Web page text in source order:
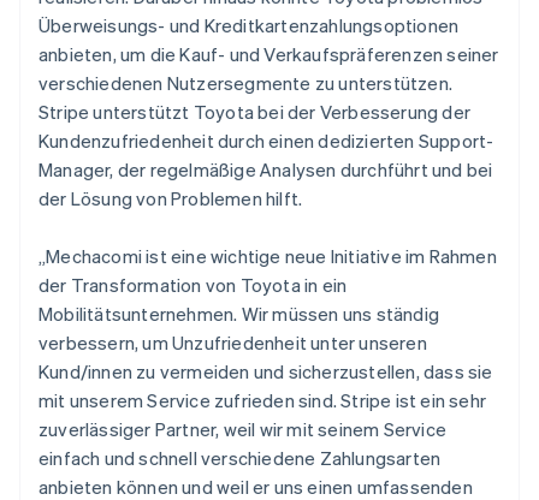
Überweisungs- und Kreditkartenzahlungsoptionen
anbieten, um die Kauf- und Verkaufspräferenzen seiner
verschiedenen Nutzersegmente zu unterstützen.
Stripe unterstützt Toyota bei der Verbesserung der
Kundenzufriedenheit durch einen dedizierten Support-
Manager, der regelmäßige Analysen durchführt und bei
der Lösung von Problemen hilft.
„Mechacomi ist eine wichtige neue Initiative im Rahmen
der Transformation von Toyota in ein
Mobilitätsunternehmen. Wir müssen uns ständig
verbessern, um Unzufriedenheit unter unseren
Kund/innen zu vermeiden und sicherzustellen, dass sie
mit unserem Service zufrieden sind. Stripe ist ein sehr
zuverlässiger Partner, weil wir mit seinem Service
einfach und schnell verschiedene Zahlungsarten
anbieten können und weil er uns einen umfassenden
English
Dänemark
English
Deutschland
Deutsch English
English
Festlandchina
Finnland
EnglishSvenska
FrançaisEnglish
Gibraltar
English
Griechenland
English
Indien
English